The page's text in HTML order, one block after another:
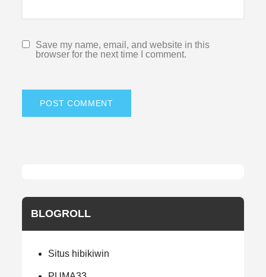
Save my name, email, and website in this
browser for the next time I comment.
BLOGROLL
Situs hibikiwin